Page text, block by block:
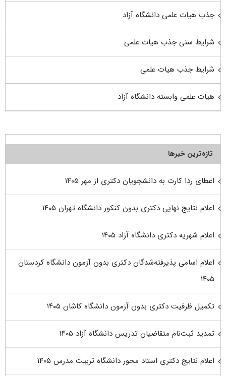
جذب هیات علمی دانشگاه آزاد
شرایط سنی جذب هیات علمی
شرایط جذب هیات علمی
هیات علمی وابسته دانشگاه آزاد
تازه‌ترین خبرها
اعطای ردا کارت به دانشجویان دکتری از مهر ۱۴۰۵
اعلام نتایج نهایی دکتری بدون کنکور دانشگاه تهران ۱۴۰۵
اعلام شهریه دکتری دانشگاه آزاد ۱۴۰۵
اعلام اسامی پذیرفته‌شدگان دکتری بدون آزمون دانشگاه کردستان
۱۴۰۵
تکمیل ظرفیت دکتری بدون آزمون دانشگاه کاشان ۱۴۰۵
تمدید ثبت‌نام متقاضیان تدریس دانشگاه آزاد ۱۴۰۵
اعلام نتایج دکتری استاد محور دانشگاه تربیت مدرس ۱۴۰۵